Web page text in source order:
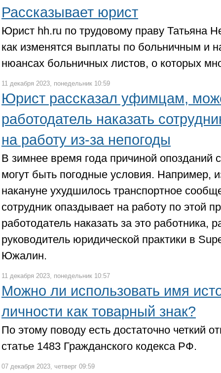
Рассказывает юрист
Юрист hh.ru по трудовому праву Татьяна
как изменятся выплаты по больничным и
нюансах больничных листов, о которых
11 декабря 2023, понедельник 10:59
Юрист рассказал уфимцам,
работодатель наказать
на работу из-за непогоды
В зимнее время года причиной опозданий
могут быть погодные условия. Например,
накануне ухудшилось транспортное
сотрудник опаздывает на работу по этой
работодатель наказать за это работника,
руководитель юридической практики в
Южалин.
11 декабря 2023, понедельник 10:57
Можно ли использовать имя
личности как товарный знак?
По этому поводу есть достаточно четкий
статье 1483 Гражданского кодекса РФ.
07 декабря 2023, четверг 09:59